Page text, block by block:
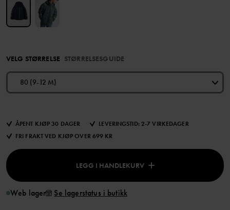
VELG STØRRELSE STØRRELSESGUIDE
80 (9-12 M)
ÅPENT KJØP 30 DAGER
LEVERINGSTID: 2-7 VIRKEDAGER
FRI FRAKT VED KJØP OVER 699 KR
LEGG I HANDLEKURV
Web lager Se lagerstatus i butikk